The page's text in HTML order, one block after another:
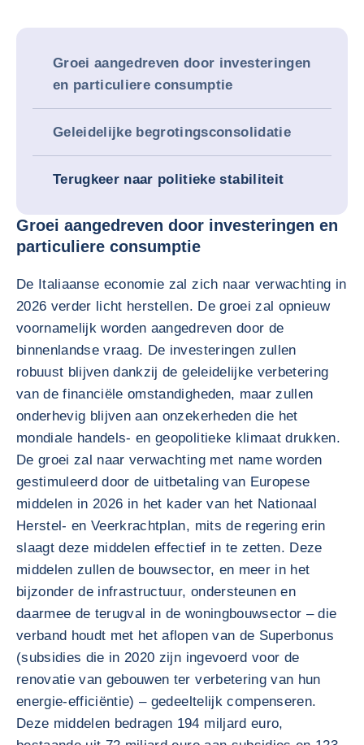
Groei aangedreven door investeringen
en particuliere consumptie
Geleidelijke begrotingsconsolidatie
Terugkeer naar politieke stabiliteit
Groei aangedreven door investeringen en
particuliere consumptie
De Italiaanse economie zal zich naar verwachting in
2026 verder licht herstellen. De groei zal opnieuw
voornamelijk worden aangedreven door de
binnenlandse vraag. De investeringen zullen
robuust blijven dankzij de geleidelijke verbetering
van de financiële omstandigheden, maar zullen
onderhevig blijven aan onzekerheden die het
mondiale handels- en geopolitieke klimaat drukken.
De groei zal naar verwachting met name worden
gestimuleerd door de uitbetaling van Europese
middelen in 2026 in het kader van het Nationaal
Herstel- en Veerkrachtplan, mits de regering erin
slaagt deze middelen effectief in te zetten. Deze
middelen zullen de bouwsector, en meer in het
bijzonder de infrastructuur, ondersteunen en
daarmee de terugval in de woningbouwsector – die
verband houdt met het aflopen van de Superbonus
(subsidies die in 2020 zijn ingevoerd voor de
renovatie van gebouwen ter verbetering van hun
energie-efficiëntie) – gedeeltelijk compenseren.
Deze middelen bedragen 194 miljard euro,